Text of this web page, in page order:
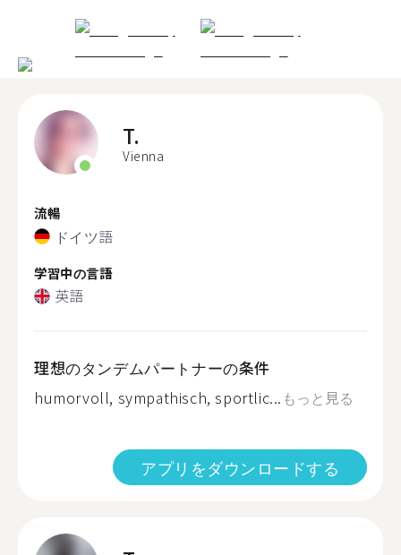
T.
Vienna
流暢
ドイツ語
学習中の言語
英語
理想のタンデムパートナーの条件
humorvoll, sympathisch, sportlic... もっと見る
アプリをダウンロードする